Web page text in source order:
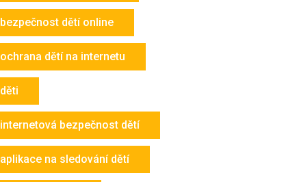
bezpečnost dětí online
ochrana dětí na internetu
děti
internetová bezpečnost dětí
aplikace na sledování dětí